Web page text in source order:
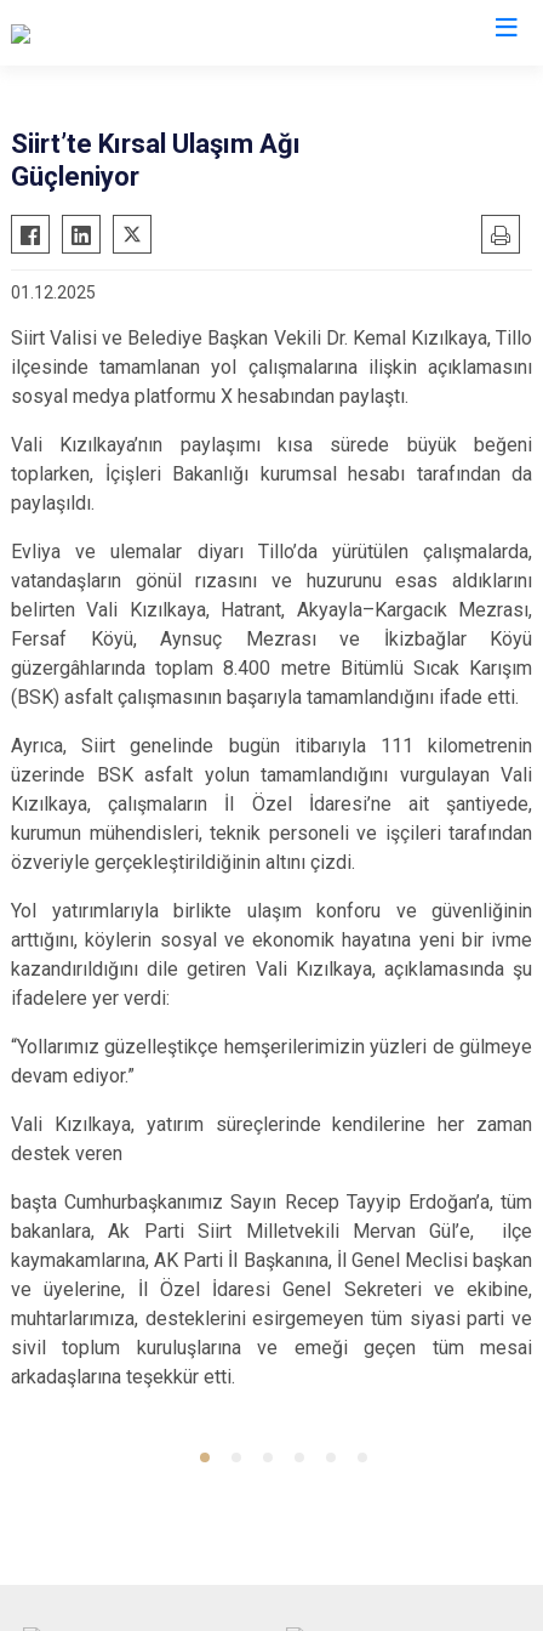
Siirt’te Kırsal Ulaşım Ağı
Güçleniyor
01.12.2025
Siirt Valisi ve Belediye Başkan Vekili Dr. Kemal Kızılkaya, Tillo
ilçesinde tamamlanan yol çalışmalarına ilişkin açıklamasını
sosyal medya platformu X hesabından paylaştı.
Vali Kızılkaya’nın paylaşımı kısa sürede büyük beğeni
toplarken, İçişleri Bakanlığı kurumsal hesabı tarafından da
paylaşıldı.
Evliya ve ulemalar diyarı Tillo’da yürütülen çalışmalarda,
vatandaşların gönül rızasını ve huzurunu esas aldıklarını
belirten Vali Kızılkaya, Hatrant, Akyayla–Kargacık Mezrası,
Fersaf Köyü, Aynsuç Mezrası ve İkizbağlar Köyü
güzergâhlarında toplam 8.400 metre Bitümlü Sıcak Karışım
(BSK) asfalt çalışmasının başarıyla tamamlandığını ifade etti.
Ayrıca, Siirt genelinde bugün itibarıyla 111 kilometrenin
üzerinde BSK asfalt yolun tamamlandığını vurgulayan Vali
Kızılkaya, çalışmaların İl Özel İdaresi’ne ait şantiyede,
kurumun mühendisleri, teknik personeli ve işçileri tarafından
özveriyle gerçekleştirildiğinin altını çizdi.
Yol yatırımlarıyla birlikte ulaşım konforu ve güvenliğinin
arttığını, köylerin sosyal ve ekonomik hayatına yeni bir ivme
kazandırıldığını dile getiren Vali Kızılkaya, açıklamasında şu
ifadelere yer verdi:
“Yollarımız güzelleştikçe hemşerilerimizin yüzleri de gülmeye
devam ediyor.”
Vali Kızılkaya, yatırım süreçlerinde kendilerine her zaman
destek veren
başta Cumhurbaşkanımız Sayın Recep Tayyip Erdoğan’a, tüm
bakanlara, Ak Parti Siirt Milletvekili Mervan Gül’e, ilçe
kaymakamlarına, AK Parti İl Başkanına, İl Genel Meclisi başkan
ve üyelerine, İl Özel İdaresi Genel Sekreteri ve ekibine,
muhtarlarımıza, desteklerini esirgemeyen tüm siyasi parti ve
sivil toplum kuruluşlarına ve emeği geçen tüm mesai
arkadaşlarına teşekkür etti.